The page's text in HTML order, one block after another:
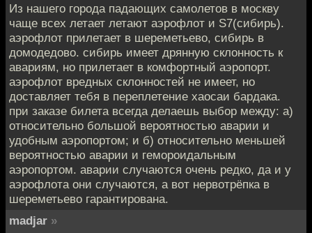
Из нашего города падающих самолетов в москву
чаще всех летает летают аэрофлот и S7(сибирь).
аэрофлот прилетает в шереметьево, сибирь в
домодедово. сибирь имеет дрянную склонность к
авариям, но прилетает в комфортный аэропорт.
аэрофлот вредных склонностей не имеет, но
доставляет тебя в переплетение хаосаи бардака.
при заказе билета всегда делаешь выбор между: а)
относительно большой вероятностью аварии и
удобным аэропортом; и б) относительно меньшей
вероятностью аварии и гемороидальным
аэропортом. аварии случаются очень редко, да и у
аэрофлота они случаются, а вот нервотрёпка в
шереметьево гарантирована.
madjar »